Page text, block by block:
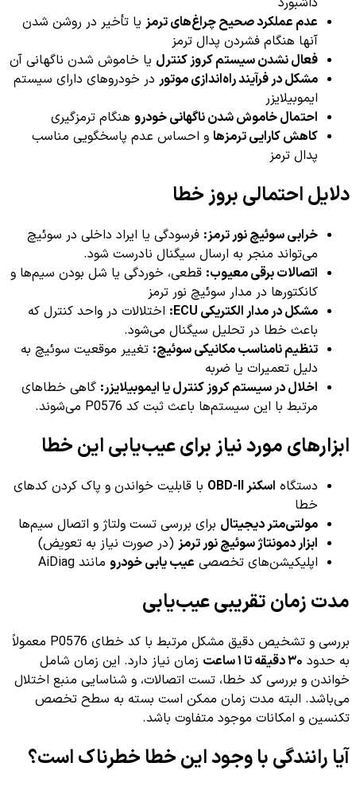
عدم عملکرد صحیح چراغ‌های ترمز یا تأخیر در روشن شدن
آنها هنگام فشردن پدال ترمز
فعال نشدن سیستم کروز کنترل یا خاموش شدن ناگهانی آن
مشکل در فرآیند راه‌اندازی موتور در خودروهای دارای سیستم
ایموبیلایزر
احتمال خاموش شدن ناگهانی خودرو هنگام ترمزگیری
کاهش کارایی ترمزها و احساس عدم پاسخگویی مناسب
پدال ترمز
دلایل احتمالی بروز خطا
خرابی سوئیچ نور ترمز: فرسودگی یا ایراد داخلی در سوئیچ
می‌تواند منجر به ارسال سیگنال نادرست شود.
اتصالات برقی معیوب: قطعی، خوردگی یا شل بودن سیم‌ها و
کانکتورها در مدار سوئیچ نور ترمز
مشکل در مدار الکتریکی ECU:
اختلالات در واحد کنترل که
باعث خطا در تحلیل سیگنال می‌شود.
تنظیم نامناسب مکانیکی سوئیچ: تغییر موقعیت سوئیچ به
دلیل تعمیرات یا ضربه
اخلال در سیستم کروز کنترل یا ایموبیلایزر: گاهی خطاهای
مرتبط با این سیستم‌ها باعث ثبت کد P0576 می‌شوند.
ابزارهای مورد نیاز برای عیب‌یابی این خطا
دستگاه اسکنر OBD-II
با قابلیت خواندن و پاک کردن کدهای
خطا
مولتی‌متر دیجیتال برای بررسی تست ولتاژ و اتصال سیم‌ها
ابزار دمونتاژ سوئیچ نور ترمز (در صورت نیاز به تعویض)
اپلیکیشن‌های تخصصی عیب یابی خودرو مانند AiDiag
مدت زمان تقریبی عیب‌یابی
بررسی و تشخیص دقیق مشکل مرتبط با کد خطای P0576 معمولاً
به حدود ۳۰ دقیقه تا ۱ ساعت
زمان نیاز دارد. این زمان شامل
خواندن و بررسی کد خطا، تست اتصالات، و شناسایی منبع اختلال
می‌باشد. البته مدت زمان ممکن است بسته به سطح تخصص
تکنسین و امکانات موجود متفاوت باشد.
آیا رانندگی با وجود این خطا خطرناک است؟